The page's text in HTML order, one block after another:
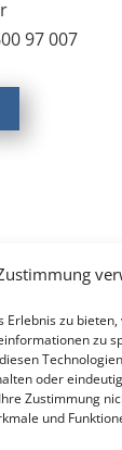
Erlebnis zu
zu
oder
Zustimmung
und
97 007